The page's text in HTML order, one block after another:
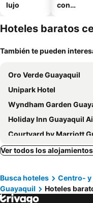
lujo
con
Hoteles baratos
También te pueden
Oro Verde Guayaquil
Unipark Hotel
Wyndham Garden
Holiday Inn Guayaquil Airport
Courtyard by Marriott
Hotel Patrimonial by
Hotel Puerto Pacifico Guayaquil
Ibis Styles El Malecon
Ver todos los
Busca hoteles Centro- y
Guayaquil
Hoteles